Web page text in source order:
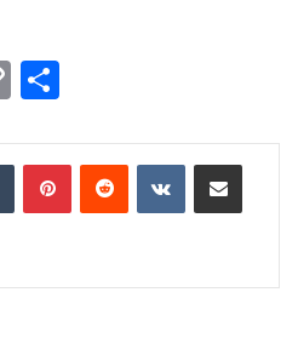
C
p
y
n
ar
e
TumblrPinterestReddit VKontakteShare via Email